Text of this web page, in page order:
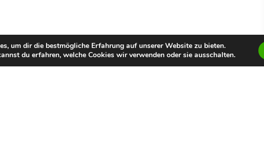
um dir die bestmögliche Erfahrung auf unserer Website zu bieten.
du erfahren, welche Cookies wir verwenden oder sie ausschalten.